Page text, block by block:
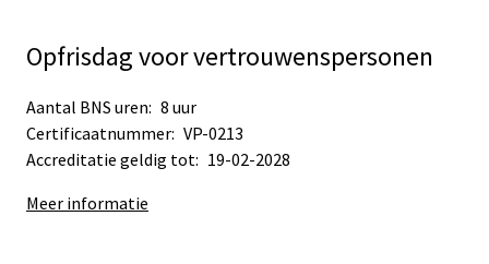
Opfrisdag voor vertrouwenspersonen
Aantal BNS uren: 8 uur
Certificaatnummer: VP-0213
Accreditatie geldig tot: 19-02-2028
Meer informatie